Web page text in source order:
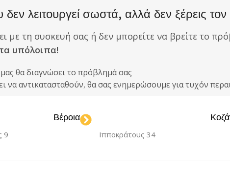
λειτουργεί σωστά, αλλά δεν ξέρεις
με τη συσκευή σας ή δεν μπορείτε να βρείτε το
υπόλοιπα!
θα διαγνώσει το πρόβλημά σας
να αντικατασταθούν, θα σας ενημερώσουμε για τυχόν
9
Βέροια
Ιπποκράτους 34